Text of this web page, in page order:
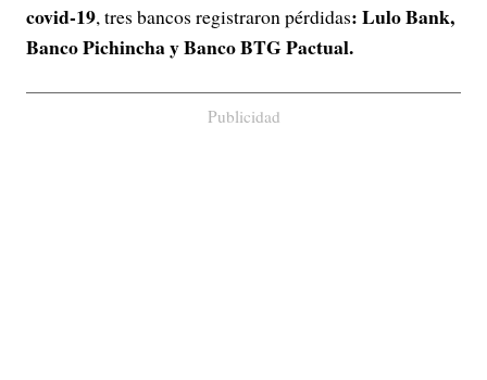
covid-19, tres bancos registraron pérdidas: Lulo Bank,
Banco Pichincha y Banco BTG Pactual.
Publicidad